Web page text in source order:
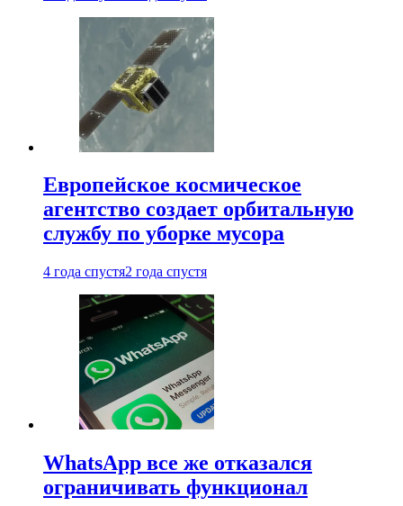
Европейское космическое
агентство создает орбитальную
службу по уборке мусора
4 года спустя2 года спустя
WhatsApp все же отказался
ограничивать функционал